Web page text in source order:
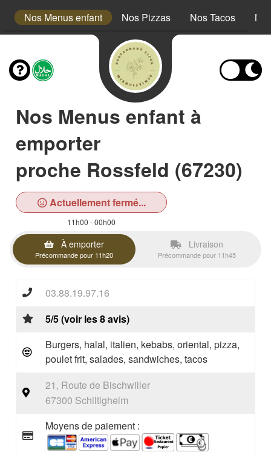
Nos Menus enfant Nos Pizzas Nos Tacos
Nos Menus enfant à
emporter
proche Rossfeld (67230)
Actuellement fermé...
11h00 - 00h00
À emporter
Précommande pour 11h20
Livraison
Précommande pour 11h45
03.88.19.97.16
5/5 (voir les 8 avis)
Burgers, halal, italien, kebabs, oriental, pizza,
poulet frit, salades, sandwiches, tacos
21, Route de Bischwiller
67300 Schiltigheim
Moyens de paiement :